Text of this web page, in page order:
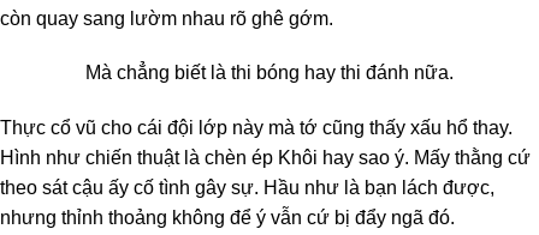
còn quay sang lườm nhau rõ ghê gớm.
Mà chẳng biết là thi bóng hay thi đánh nữa.
Thực cổ vũ cho cái đội lớp này mà tớ cũng thấy xấu hổ thay.
Hình như chiến thuật là chèn ép Khôi hay sao ý. Mấy thằng cứ
theo sát cậu ấy cố tình gây sự. Hầu như là bạn lách được,
nhưng thỉnh thoảng không để ý vẫn cứ bị đẩy ngã đó.